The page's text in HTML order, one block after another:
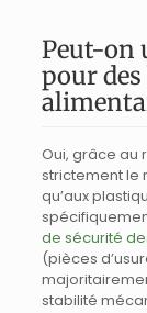
Peut-on
pour
Oui, grâce au
strictement le
qu’aux
de sécurité
(pièces
stabilité